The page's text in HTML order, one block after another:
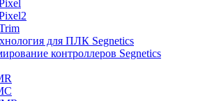
для ПЛК Segnetics
контроллеров Segnetics